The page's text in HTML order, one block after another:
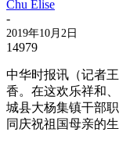
Chu Elise
-
2019年10月2日
14979
中华时报讯（记者
香。在这欢乐祥和
城县大杨集镇干部
同庆祝祖国母亲的生